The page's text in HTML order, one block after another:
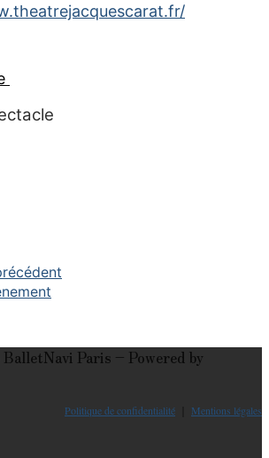
Paris – Powered by
Politique de confidentialité Mentions légales